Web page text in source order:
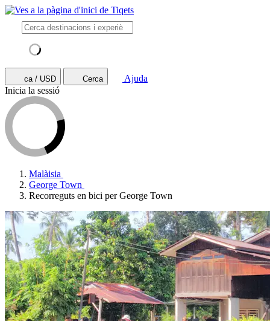
ca / USD Cerca
Ajuda
Inicia la sessió
Malàisia
George Town
Recorreguts en bici per George Town